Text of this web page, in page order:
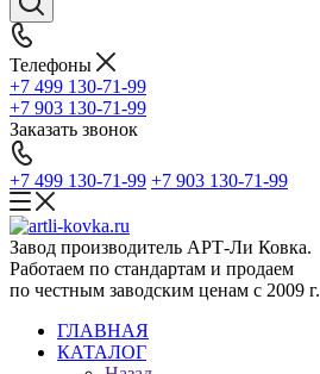
Телефоны
+7 499 130-71-99
+7 903 130-71-99
Заказать звонок
+7 499 130-71-99 +7 903 130-71-99
Завод производитель АРТ-Ли Ковка.
Работаем по стандартам и продаем
по честным заводским ценам с 2009 г.
ГЛАВНАЯ
КАТАЛОГ